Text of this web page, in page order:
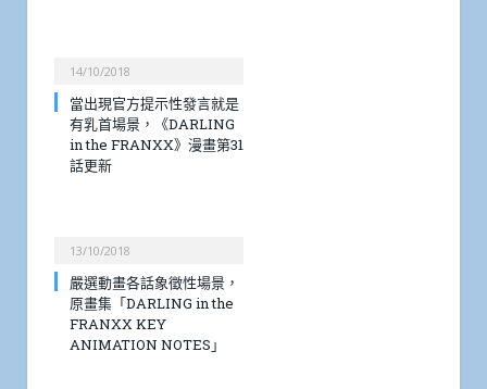
14/10/2018
當出現官方提示性發言就是
有乳首場景，《DARLING
in the FRANXX》漫畫第31
話更新
13/10/2018
嚴選動畫各話象徵性場景，
原畫集「DARLING in the
FRANXX KEY
ANIMATION NOTES」